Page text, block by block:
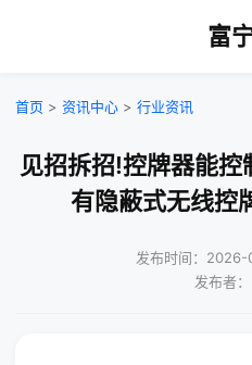
富
首页 > 资讯中心 > 行业资讯
见招拆招!控牌器能
有隐蔽式无线控
发布时间：2026-
发布者